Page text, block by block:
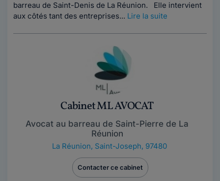
barreau de Saint-Denis de La Réunion. Elle intervient
aux côtés tant des entreprises... Lire la suite
Cabinet ML AVOCAT
Avocat au barreau de Saint-Pierre de La
Réunion
La Réunion, Saint-Joseph, 97480
Contacter ce cabinet